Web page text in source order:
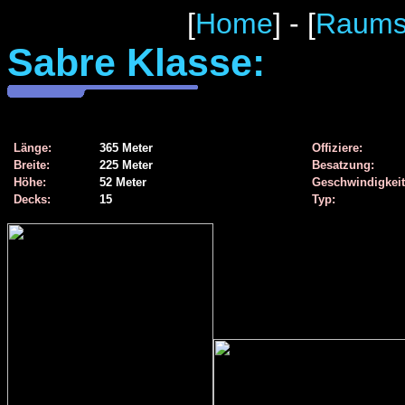
[Home] - [
Sabre Klasse:
Länge: 365 Meter
Offiziere:
Breite:
225 Meter
Besatzung:
Höhe:
52 Meter
Decks:
15 Typ: